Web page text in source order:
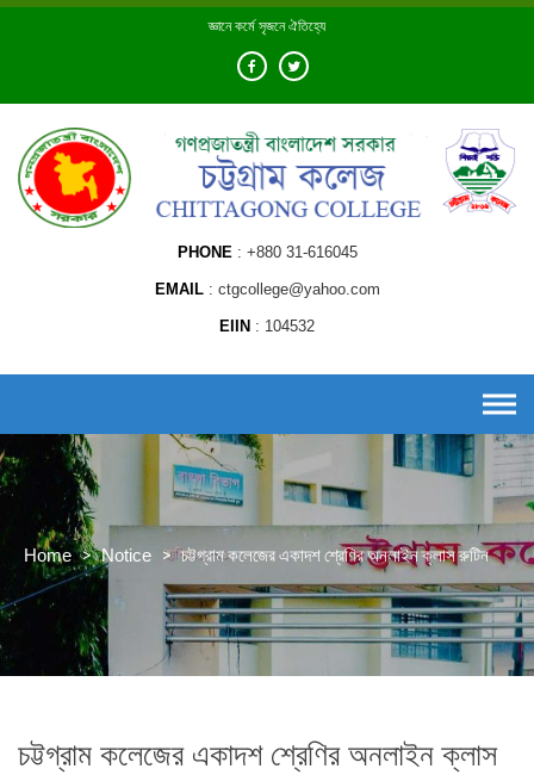
Skip
জ্ঞানে কর্মে সৃজনে ঐতিহ্যে
PHONE +880 31-616045
EMAIL ctgcollege@yahoo.com
EIIN 104532
Home > Notice > চট্টগ্রাম কলেজের একাদশ শ্রেণির অনলাইন ক্লাস রুটিন
চট্টগ্রাম কলেজের একাদশ শ্রেণির অনলাইন ক্লাস